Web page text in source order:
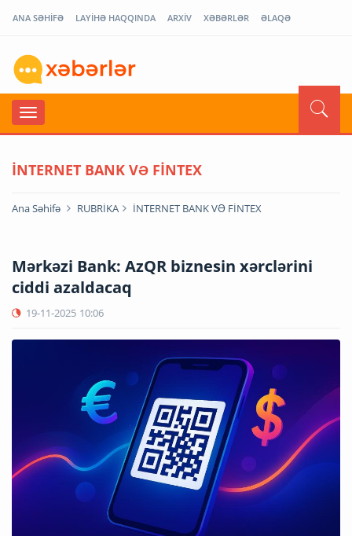
ANA SƏHİFƏ LAYİHƏ HAQQINDA ARXİV XƏBƏRLƏR ƏLAQƏ
İNTERNET BANK VƏ FİNTEX
Ana Səhifə RUBRİKA İNTERNET BANK VƏ FİNTEX
Mərkəzi Bank: AzQR biznesin xərclərini
ciddi azaldacaq
19-11-2025 10:06